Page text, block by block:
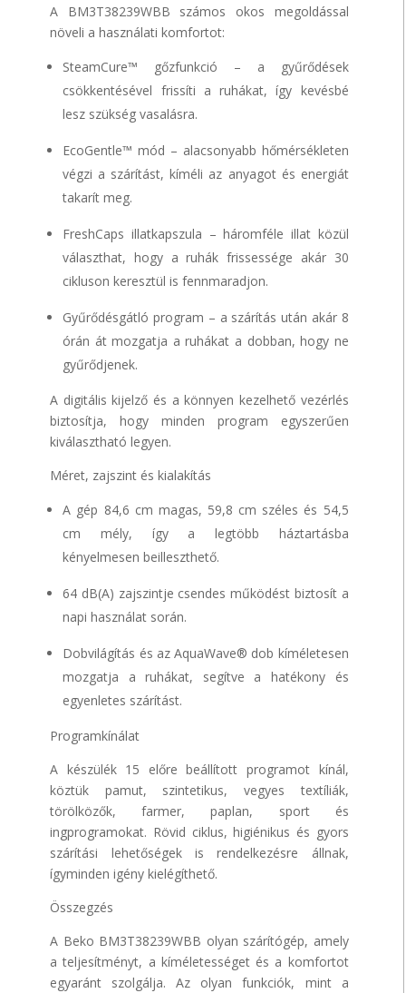
A BM3T38239WBB számos okos megoldással
növeli a használati komfortot:
SteamCure™ gőzfunkció – a gyűrődések
csökkentésével frissíti a ruhákat, így kevésbé
lesz szükség vasalásra.
EcoGentle™ mód – alacsonyabb hőmérsékleten
végzi a szárítást, kíméli az anyagot és energiát
takarít meg.
FreshCaps illatkapszula – háromféle illat közül
választhat, hogy a ruhák frissessége akár 30
cikluson keresztül is fennmaradjon.
Gyűrődésgátló program – a szárítás után akár 8
órán át mozgatja a ruhákat a dobban, hogy ne
gyűrődjenek.
A digitális kijelző és a könnyen kezelhető vezérlés
biztosítja, hogy minden program egyszerűen
kiválasztható legyen.
Méret, zajszint és kialakítás
A gép 84,6 cm magas, 59,8 cm széles és 54,5
cm mély, így a legtöbb háztartásba
kényelmesen beilleszthető.
64 dB(A) zajszintje csendes működést biztosít a
napi használat során.
Dobvilágítás és az AquaWave® dob kíméletesen
mozgatja a ruhákat, segítve a hatékony és
egyenletes szárítást.
Programkínálat
A készülék 15 előre beállított programot kínál,
köztük pamut, szintetikus, vegyes textíliák,
törölközők, farmer, paplan, sport és
ingprogramokat. Rövid ciklus, higiénikus és gyors
szárítási lehetőségek is rendelkezésre állnak,
ígyminden igény kielégíthető.
Összegzés
A Beko BM3T38239WBB olyan szárítógép, amely
a teljesítményt, a kíméletességet és a komfortot
egyaránt szolgálja. Az olyan funkciók, mint a